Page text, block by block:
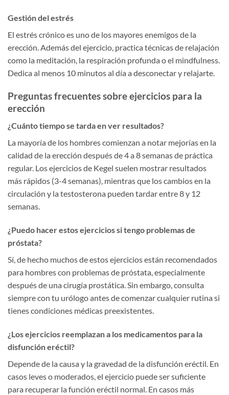
Gestión del estrés
El estrés crónico es uno de los mayores enemigos de la
erección. Además del ejercicio, practica técnicas de relajación
como la meditación, la respiración profunda o el mindfulness.
Dedica al menos 10 minutos al día a desconectar y relajarte.
Preguntas frecuentes sobre ejercicios para la
erección
¿Cuánto tiempo se tarda en ver resultados?
La mayoría de los hombres comienzan a notar mejorías en la
calidad de la erección después de 4 a 8 semanas de práctica
regular. Los ejercicios de Kegel suelen mostrar resultados
más rápidos (3-4 semanas), mientras que los cambios en la
circulación y la testosterona pueden tardar entre 8 y 12
semanas.
¿Puedo hacer estos ejercicios si tengo problemas de
próstata?
Sí, de hecho muchos de estos ejercicios están recomendados
para hombres con problemas de próstata, especialmente
después de una cirugía prostática. Sin embargo, consulta
siempre con tu urólogo antes de comenzar cualquier rutina si
tienes condiciones médicas preexistentes.
¿Los ejercicios reemplazan a los medicamentos para la
disfunción eréctil?
Depende de la causa y la gravedad de la disfunción eréctil. En
casos leves o moderados, el ejercicio puede ser suficiente
para recuperar la función eréctil normal. En casos más